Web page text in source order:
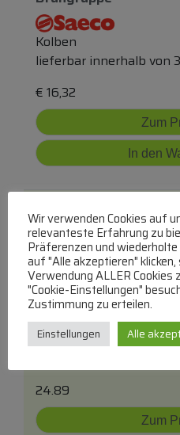
Kolben
lieferbar innerhalb von
€ 16,32
Zum
In den
Ms-5a10373 Kolben
SEB
Kolben
24.89
Zum
Wir verwenden Cookies auf
relevanteste Erfahrung zu
Präferenzen und
auf "Alle akzeptieren"
Verwendung ALLER Cookies
"Cookie-Einstellungen"
Zustimmung zu erteilen.
Einstellungen Alle